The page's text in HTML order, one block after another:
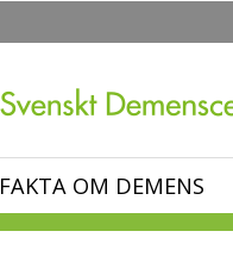
FAKTA OM DEMENS